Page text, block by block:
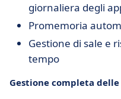
giornaliera degli
Promemoria
Gestione di sale e
tempo
Gestione completa